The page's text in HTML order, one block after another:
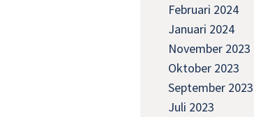
Februari 2024
Januari 2024
November 2023
Oktober 2023
September 2023
Juli 2023